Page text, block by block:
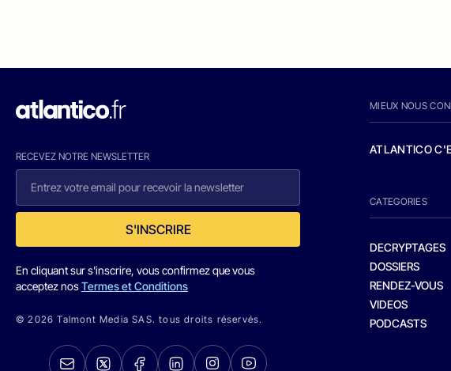
RECEVEZ NOTRE NEWSLETTER
S'INSCRIRE
En cliquant sur s'inscrire, vous confirmez que vous
acceptez nosTermes et Conditions
© 2026 Talmont Media SAS. tous droits réservés.
MIEUX NOUS
ATLANTICO
CATEGORIES
DECRYPTAGES
DOSSIERS
RENDEZ-VOUS
VIDEOS
PODCASTS